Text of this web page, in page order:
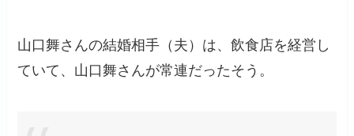
山口舞さんの結婚相手（夫）は、飲食店を経営し
ていて、山口舞さんが常連だったそう。